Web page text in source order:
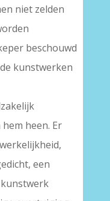
niet zelden
beschouwd
kunstwerken
heen. Er
een